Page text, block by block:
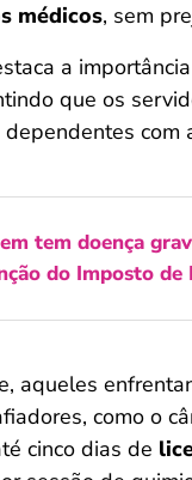
médicos, sem
a
que os
com
tem doença
do Imposto de
aqueles
como o
cinco dias de